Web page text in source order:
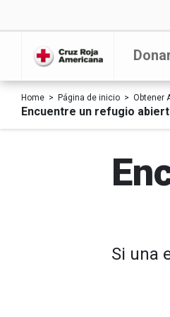
Home Página de inicio Obtener
Encuentre un refugio
Si una